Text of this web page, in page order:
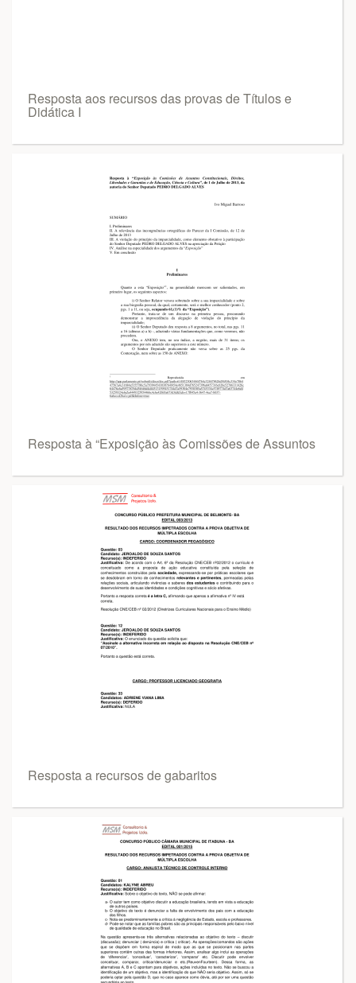
Resposta aos recursos das provas de Títulos e
Didática I
Resposta à “Exposição às Comissões de Assuntos
Resposta a recursos de gabaritos